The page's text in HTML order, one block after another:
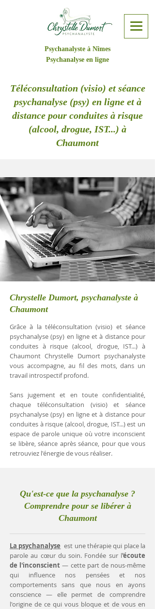
Psychanalyste à Nîmes
Psychanalyse en ligne
Téléconsultation (visio) et séance
psychanalyse (psy) en ligne et à
distance pour conduites à risque
(alcool, drogue, IST...) à
Chaumont
Chrystelle Dumort, psychanalyste à
Chaumont
Grâce à la téléconsultation (visio) et séance
psychanalyse (psy) en ligne et à distance pour
conduites à risque (alcool, drogue, IST...) à
Chaumont Chrystelle Dumort psychanalyste
vous accompagne, au fil des mots, dans un
travail introspectif profond.
Sans jugement et en toute confidentialité,
chaque téléconsultation (visio) et séance
psychanalyse (psy) en ligne et à distance pour
conduites à risque (alcool, drogue, IST...) est un
espace de parole unique où votre inconscient
se libère, séance après séance, pour que vous
retrouviez l'énergie de vous réaliser.
Qu'est-ce que la psychanalyse ?
Comprendre pour se libérer à
Chaumont
La psychanalyse est une thérapie qui place la
parole au cœur du soin. Fondée sur l'écoute
de l'inconscient— cette part de nous-même
qui influence nos pensées et nos
comportements sans que nous en ayons
conscience — elle permet de comprendre
l'origine de ce qui vous bloque et de vous en